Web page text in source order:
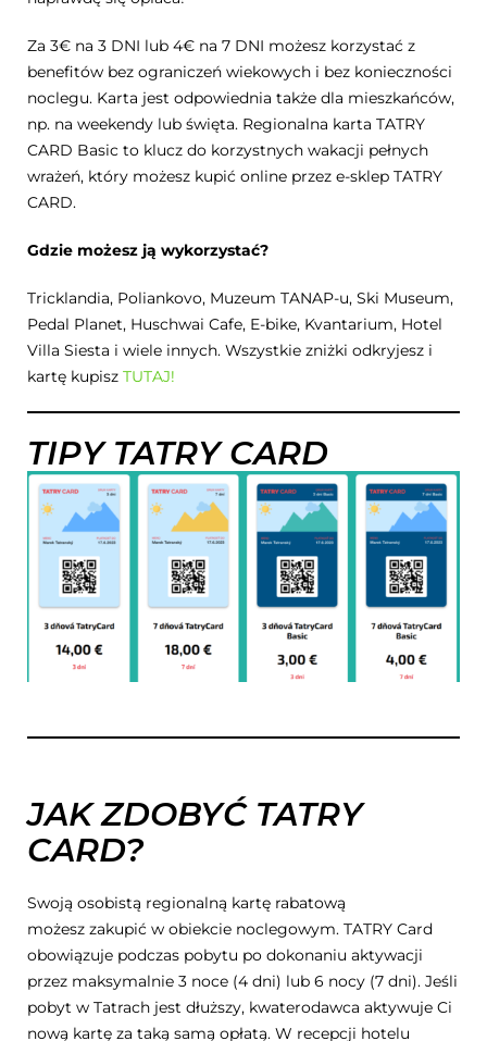
Za 3€ na 3 DNI lub 4€ na 7 DNI możesz korzystać z
benefitów bez ograniczeń wiekowych i bez konieczności
noclegu. Karta jest odpowiednia także dla mieszkańców,
np. na weekendy lub święta. Regionalna karta TATRY
CARD Basic to klucz do korzystnych wakacji pełnych
wrażeń, który możesz kupić online przez e-sklep TATRY
CARD.
Gdzie możesz ją wykorzystać?
Tricklandia, Poliankovo, Muzeum TANAP-u, Ski Museum,
Pedal Planet, Huschwai Cafe, E-bike, Kvantarium, Hotel
Villa Siesta i wiele innych. Wszystkie zniżki odkryjesz i
kartę kupisz TUTAJ!
TIPY TATRY CARD
JAK ZDOBYĆ TATRY
CARD?
Swoją osobistą regionalną kartę rabatową
możesz zakupić w obiekcie noclegowym. TATRY Card
obowiązuje podczas pobytu po dokonaniu aktywacji
przez maksymalnie 3 noce (4 dni) lub 6 nocy (7 dni). Jeśli
pobyt w Tatrach jest dłuższy, kwaterodawca aktywuje Ci
nową kartę za taką samą opłatą. W recepcji hotelu